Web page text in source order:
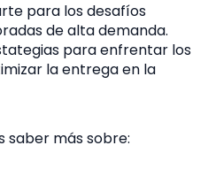
para los desafíos
de alta demanda.
para enfrentar los
la entrega en la
saber más sobre: